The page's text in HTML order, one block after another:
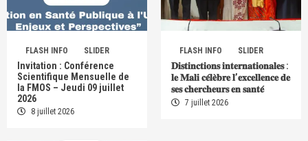
FLASH INFO SLIDER
Invitation : Conférence
Scientifique Mensuelle de
la FMOS – Jeudi 09 juillet
2026
8 juillet 2026
FLASH INFO SLIDER
𝐃𝐢𝐬𝐭𝐢𝐧𝐜𝐭𝐢𝐨𝐧𝐬 𝐢𝐧𝐭𝐞𝐫𝐧𝐚𝐭𝐢𝐨𝐧𝐚𝐥𝐞𝐬 :
𝐥𝐞 𝐌𝐚𝐥𝐢 𝐜𝐞́𝐥𝐞̀𝐛𝐫𝐞 𝐥’𝐞𝐱𝐜𝐞𝐥𝐥𝐞𝐧𝐜𝐞 𝐝𝐞
𝐬𝐞𝐬 𝐜𝐡𝐞𝐫𝐜𝐡𝐞𝐮𝐫𝐬 𝐞𝐧 𝐬𝐚𝐧𝐭𝐞́
7 juillet 2026